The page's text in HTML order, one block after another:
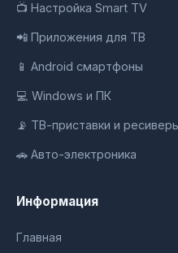
📺 Настройка Smart TV
📲 Приложения для ТВ
📱 Android смартфоны
💻 Windows и ПК
📡 ТВ-приставки и
🚗 Авто-электроника
Информация
Главная